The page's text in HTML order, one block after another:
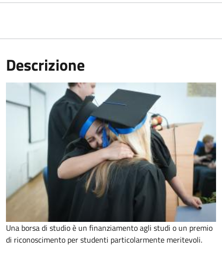
Descrizione
Una borsa di studio è un finanziamento agli studi o un premio
di riconoscimento per studenti particolarmente meritevoli.